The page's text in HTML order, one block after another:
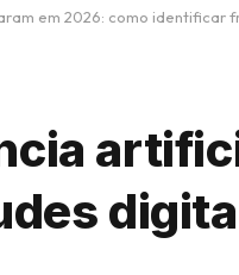
em 2026: como identificar